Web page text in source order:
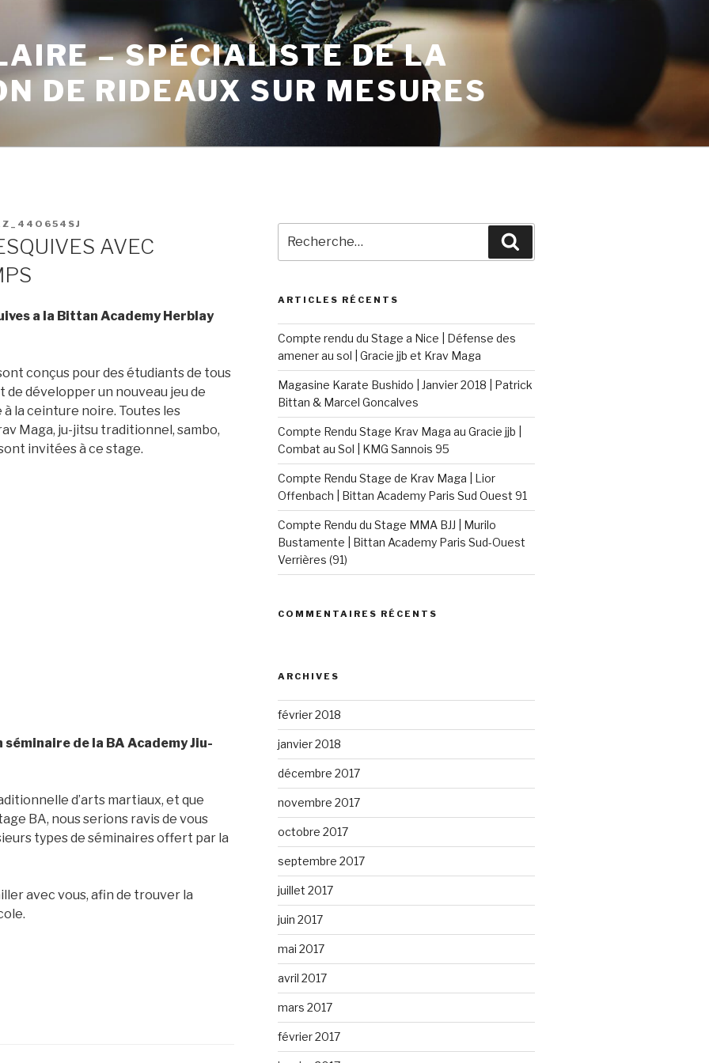
– SPÉCIALISTE DE LA
DE RIDEAUX SUR MESURES
AVEC
a la Bittan Academy Herblay
conçus pour des étudiants de tous
de développer un nouveau jeu de
la ceinture noire. Toutes les
Maga, ju-jitsu traditionnel, sambo,
invitées à ce stage.
de la BA Academy Jiu-
d’arts martiaux, et que
BA, nous serions ravis de vous
types de séminaires offert par la
avec vous, afin de trouver la
ARTICLES RÉCENTS
Compte rendu du Stage a Nice | Défense des
amener au sol | Gracie jjb et Krav Maga
Magasine Karate Bushido | Janvier 2018 | Patrick
Bittan & Marcel Goncalves
Compte Rendu Stage Krav Maga au Gracie jjb |
Combat au Sol | KMG Sannois 95
Compte Rendu Stage de Krav Maga | Lior
Offenbach | Bittan Academy Paris Sud Ouest 91
Compte Rendu du Stage MMA BJJ | Murilo
Bustamente | Bittan Academy Paris Sud-Ouest
Verrières (91)
COMMENTAIRES RÉCENTS
ARCHIVES
février 2018
janvier 2018
décembre 2017
novembre 2017
octobre 2017
septembre 2017
juillet 2017
juin 2017
mai 2017
avril 2017
mars 2017
février 2017